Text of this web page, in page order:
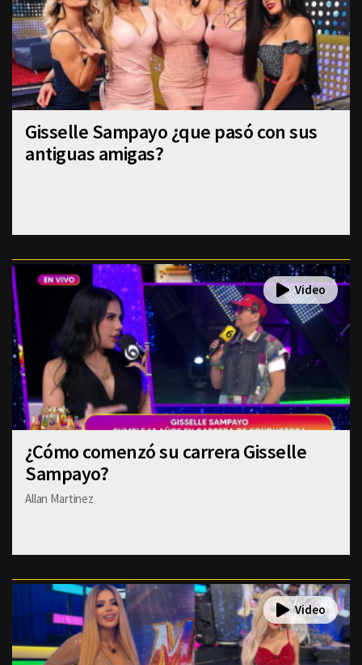
Gisselle Sampayo ¿que pasó con sus
antiguas amigas?
¿Cómo comenzó su carrera Gisselle
Sampayo?
Allan Martinez